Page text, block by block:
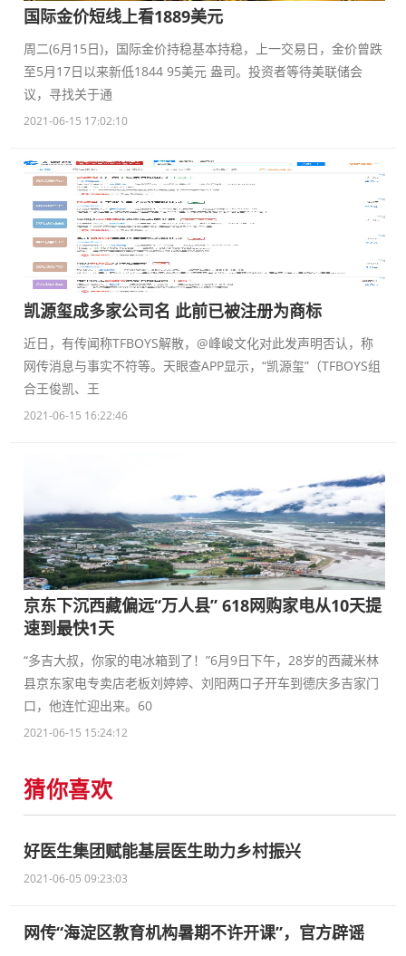
国际金价短线上看1889美元
周二(6月15日)，国际金价持稳基本持稳，上一交易日，金价曾跌
至5月17日以来新低1844 95美元 盎司。投资者等待美联储会
议，寻找关于通
2021-06-15 17:02:10
凯源玺成多家公司名 此前已被注册为商标
近日，有传闻称TFBOYS解散，@峰峻文化对此发声明否认，称
网传消息与事实不符等。天眼查APP显示，“凯源玺”（TFBOYS组
合王俊凯、王
2021-06-15 16:22:46
京东下沉西藏偏远“万人县” 618网购家电从10天提
速到最快1天
“多吉大叔，你家的电冰箱到了！”6月9日下午，28岁的西藏米林
县京东家电专卖店老板刘婷婷、刘阳两口子开车到德庆多吉家门
口，他连忙迎出来。60
2021-06-15 15:24:12
猜你喜欢
好医生集团赋能基层医生助力乡村振兴
2021-06-05 09:23:03
网传“海淀区教育机构暑期不许开课”，官方辟谣